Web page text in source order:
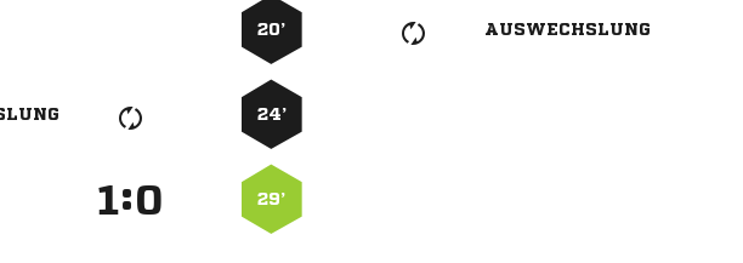
20’ AUSWECHSLUNG
24’
: 29’